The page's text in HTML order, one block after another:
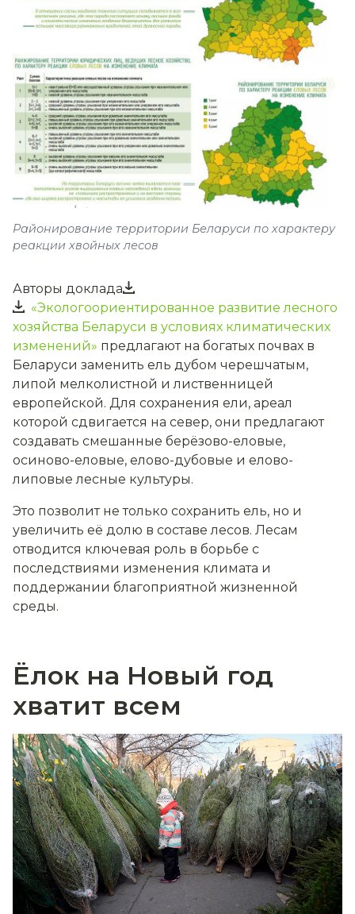
Районирование территории Беларуси по характеру
реакции хвойных лесов
Авторы доклада
«Экологоориентированное развитие лесного
хозяйства Беларуси в условиях климатических
изменений» предлагают на богатых почвах в
Беларуси заменить ель дубом черешчатым,
липой мелколистной и лиственницей
европейской. Для сохранения ели, ареал
которой сдвигается на север, они предлагают
создавать смешанные берёзово-еловые,
осиново-еловые, елово-дубовые и елово-
липовые лесные культуры.
Это позволит не только сохранить ель, но и
увеличить её долю в составе лесов. Лесам
отводится ключевая роль в борьбе с
последствиями изменения климата и
поддержании благоприятной жизненной
среды.
Ёлок на Новый год
хватит всем